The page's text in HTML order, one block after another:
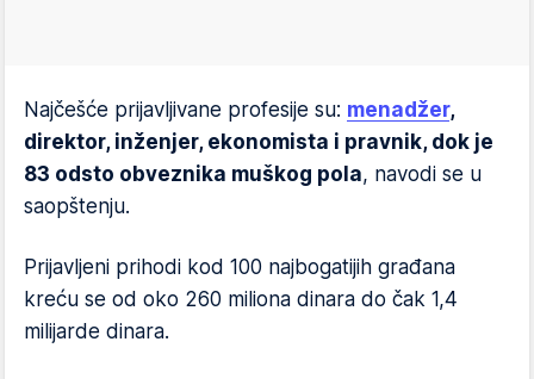
Najčešće prijavljivane profesije su: menadžer,
direktor, inženjer, ekonomista i pravnik, dok je
83 odsto obveznika muškog pola, navodi se u
saopštenju.
Prijavljeni prihodi kod 100 najbogatijih građana
kreću se od oko 260 miliona dinara do čak 1,4
milijarde dinara.